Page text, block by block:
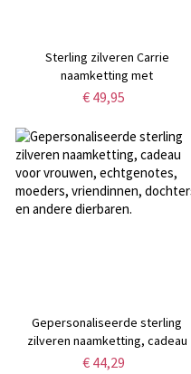
Sterling zilveren Carrie
naamketting met
geboortesteen, cadeau voor
moeders, vriendinnen, dochters
en andere dierbaren.
€ 49,95
Gepersonaliseerde sterling
zilveren naamketting, cadeau
voor vrouwen, echtgenotes,
€ 44,29